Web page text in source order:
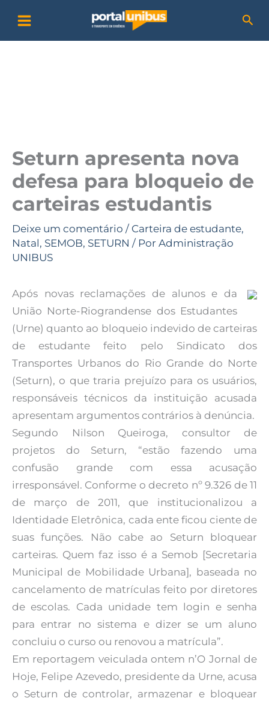
para
o
Seturn apresenta nova
defesa para bloqueio de
carteiras estudantis
Deixe um comentário / Carteira de estudante,
Natal, SEMOB, SETURN / Por Administração
UNIBUS
Após novas reclamações de alunos e da
União Norte-Riograndense dos Estudantes
(Urne) quanto ao bloqueio indevido de carteiras
de estudante feito pelo Sindicato dos
Transportes Urbanos do Rio Grande do Norte
(Seturn), o que traria prejuízo para os usuários,
responsáveis técnicos da instituição acusada
apresentam argumentos contrários à denúncia.
Segundo Nilson Queiroga, consultor de
projetos do Seturn, “estão fazendo uma
confusão grande com essa acusação
irresponsável. Conforme o decreto nº 9.326 de 11
de março de 2011, que institucionalizou a
Identidade Eletrônica, cada ente ficou ciente de
suas funções. Não cabe ao Seturn bloquear
carteiras. Quem faz isso é a Semob [Secretaria
Municipal de Mobilidade Urbana], baseada no
cancelamento de matrículas feito por diretores
de escolas. Cada unidade tem login e senha
para entrar no sistema e dizer se um aluno
concluiu o curso ou renovou a matrícula”.
Em reportagem veiculada ontem n’O Jornal de
Hoje, Felipe Azevedo, presidente da Urne, acusa
o Seturn de controlar, armazenar e bloquear
a